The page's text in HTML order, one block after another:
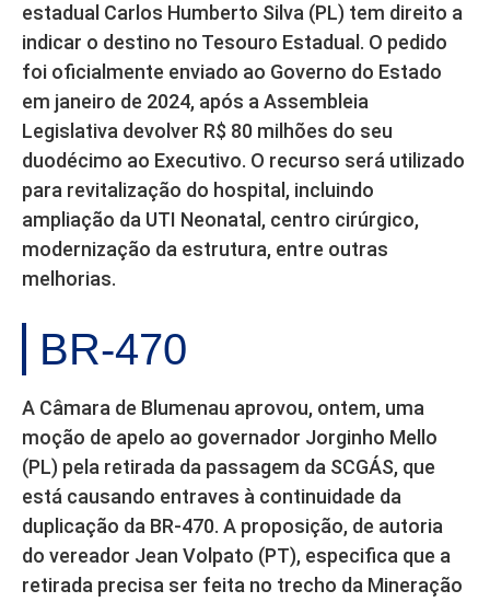
estadual Carlos Humberto Silva (PL) tem direito a
indicar o destino no Tesouro Estadual. O pedido
foi oficialmente enviado ao Governo do Estado
em janeiro de 2024, após a Assembleia
Legislativa devolver R$ 80 milhões do seu
duodécimo ao Executivo. O recurso será utilizado
para revitalização do hospital, incluindo
ampliação da UTI Neonatal, centro cirúrgico,
modernização da estrutura, entre outras
melhorias.
BR-470
A Câmara de Blumenau aprovou, ontem, uma
moção de apelo ao governador Jorginho Mello
(PL) pela retirada da passagem da SCGÁS, que
está causando entraves à continuidade da
duplicação da BR-470. A proposição, de autoria
do vereador Jean Volpato (PT), especifica que a
retirada precisa ser feita no trecho da Mineração